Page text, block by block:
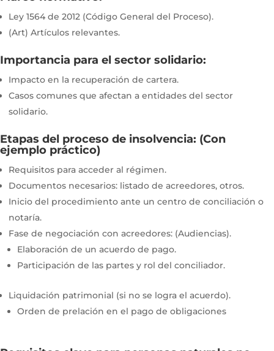
Ley 1564 de 2012 (Código General del Proceso).
(Art) Artículos relevantes.
Importancia para el sector solidario:
Impacto en la recuperación de cartera.
Casos comunes que afectan a entidades del sector
solidario.
Etapas del proceso de insolvencia: (Con
ejemplo práctico)
Requisitos para acceder al régimen.
Documentos necesarios: listado de acreedores, otros.
Inicio del procedimiento ante un centro de conciliación o
notaría.
Fase de negociación con acreedores: (Audiencias).
Elaboración de un acuerdo de pago.
Participación de las partes y rol del conciliador.
Liquidación patrimonial (si no se logra el acuerdo).
Orden de prelación en el pago de obligaciones